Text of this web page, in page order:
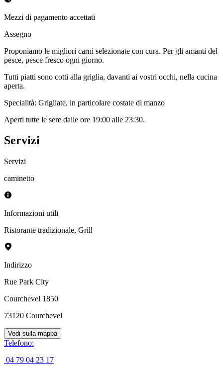
Mezzi di pagamento accettati
Assegno
Proponiamo le migliori carni selezionate con cura. Per gli amanti del
pesce, pesce fresco ogni giorno.
Tutti piatti sono cotti alla griglia, davanti ai vostri occhi, nella cucina
aperta.
Specialità: Grigliate, in particolare costate di manzo
Aperti tutte le sere dalle ore 19:00 alle 23:30.
Servizi
Servizi
caminetto
Informazioni utili
Ristorante tradizionale, Grill
Indirizzo
Rue Park City
Courchevel 1850
73120 Courchevel
Vedi sulla mappa
Telefono:
04 79 04 23 17